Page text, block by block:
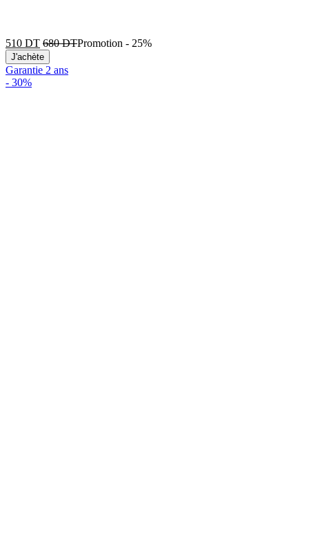
510 DT 680DTPromotion - 25%
J'achète
Garantie 2 ans
- 30%